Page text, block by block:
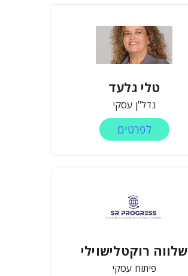
טלי גלעד
נדל"ן עסקי
לפרטים
שלווה רוקטלישוילי
פיתוח עסקי